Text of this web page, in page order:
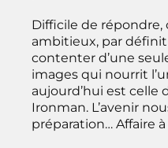
Difficile de répondre,
ambitieux, par
contenter d’une
images qui nourrit
aujourd’hui est celle
Ironman. L’avenir
préparation… Affaire à